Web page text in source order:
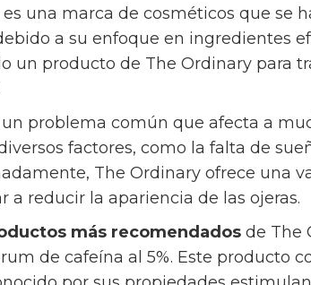
es una marca de cosméticos que se
a su enfoque en ingredientes
un producto de The Ordinary para
un problema común que afecta a
factores, como la falta de
The Ordinary ofrece una
a reducir la apariencia de las ojeras.
más recomendados de The
de cafeína al 5%. Este producto